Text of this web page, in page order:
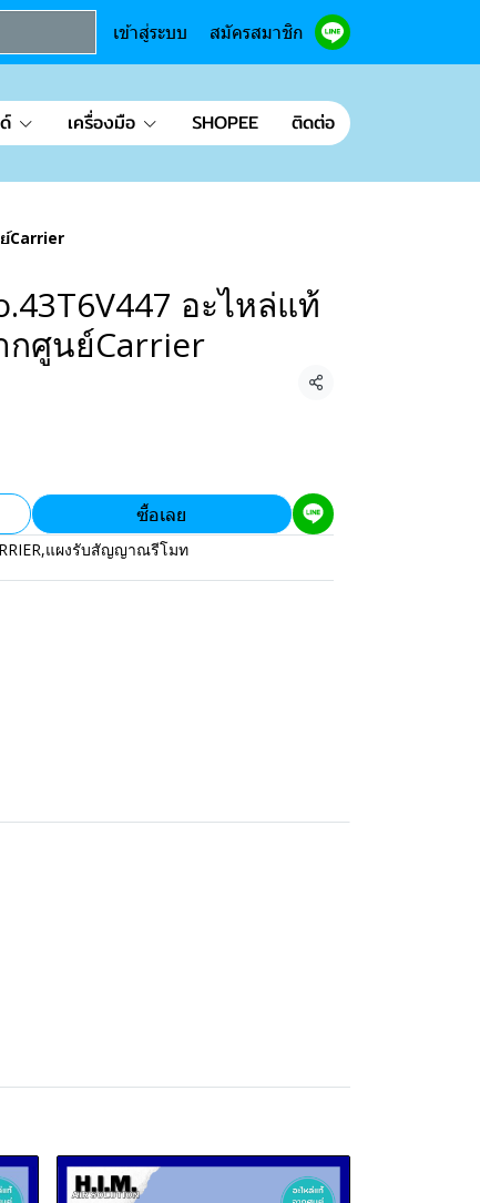
เข้าสู่ระบบ สมัครสมาชิก
เครื่องมือ SHOPEE ติดต่อ
Carrier
อะไหล่แท้
กศูนย์Carrier
แชร์
ซื้อเลย
,แผงรับสัญญาณรีโมท